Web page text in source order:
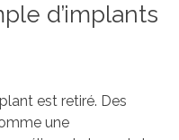
d’implants
est retiré. Des
une